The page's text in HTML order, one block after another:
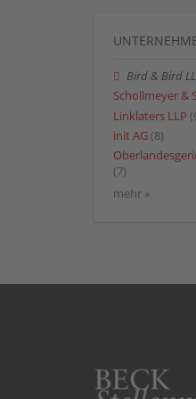
Bird & Bird
Schollmeyer &
Linklaters LLP
init AG (8)
(7)
mehr »